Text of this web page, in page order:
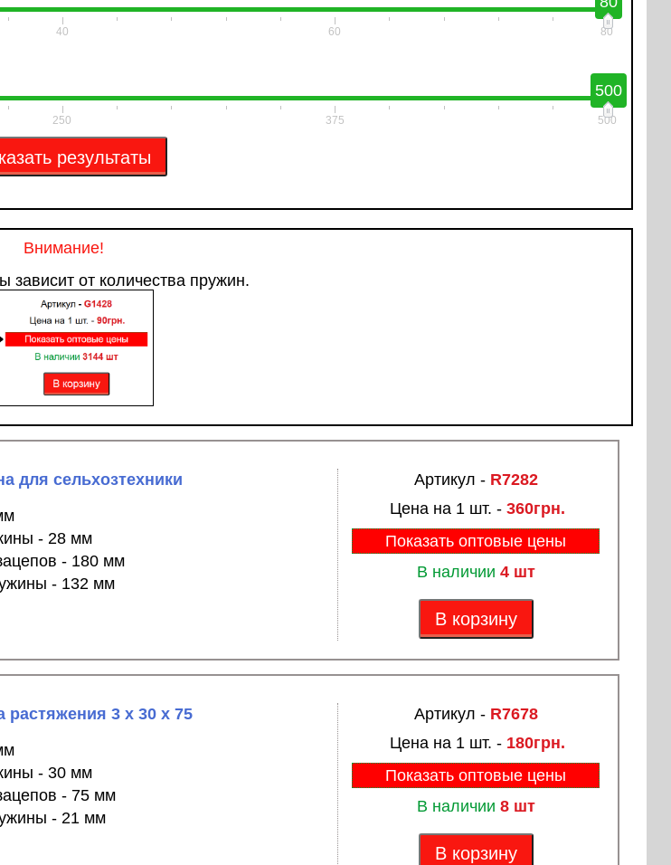
40 60 80
500
250 375 500
Внимание!
зависит от количества пружин.
для сельхозтехники
- 28 мм
- 180 мм
- 132 мм
Артикул - R7282
Цена на 1 шт. - 360грн.
Показать оптовые цены
В наличии 4 шт
В корзину
растяжения 3 х 30 х 75
- 30 мм
- 75 мм
- 21 мм
Артикул - R7678
Цена на 1 шт. - 180грн.
Показать оптовые цены
В наличии 8 шт
В корзину